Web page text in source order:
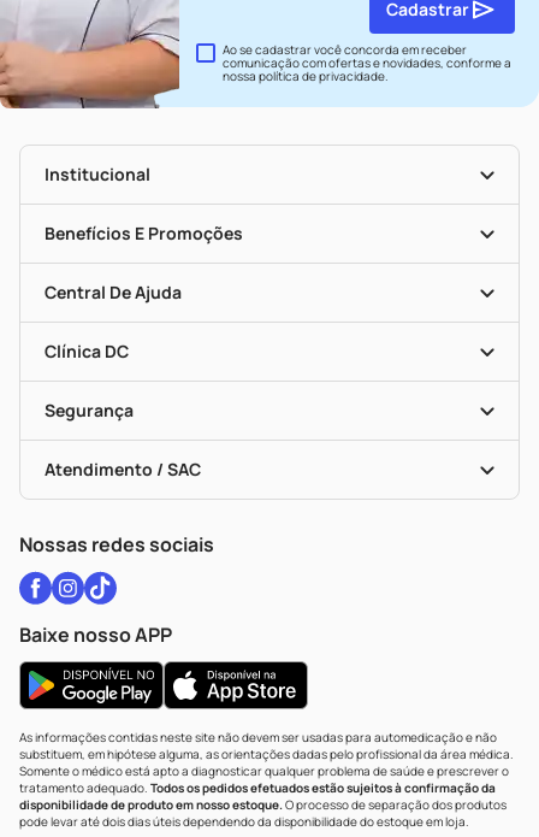
Ao se cadastrar você concorda em receber
comunicação com ofertas e novidades, conforme a
nossapolítica de privacidade.
Cadastrar
Institucional
Nossas Lojas
Seja Uma Loja Parceira
Mapa De Categorias
Benefícios E Promoções
Convênios
Programa Popular Do Brasil
Encarte De Ofertas
Dermaclub
Cupons E Ofertas
Black Friday
Central De Ajuda
Recompra Programada
Alomed
Formas De Pagamento
Troca E Devolução
Bulas De A A Z
Políticas De Marketplace
Clínica DC
Serviços Farmacêuticos
Testes Rápidos
Autoteste Covid-19
Vacinas
Segurança
Portal Da Privacidade
Atendimento / SAC
Nossas redes sociais
Baixe nosso APP
As informações contidas neste site não devem ser usadas para automedicação e não
substituem, em hipótese alguma, as orientações dadas pelo profissional da área médica.
Somente o médico está apto a diagnosticar qualquer problema de saúde e prescrever o
tratamento adequado. Todos os pedidos efetuados estão sujeitos à confirmação da
disponibilidade de produto em nosso estoque.O processo de separação dos produtos
pode levar até dois dias úteis dependendo da disponibilidade do estoque em loja.